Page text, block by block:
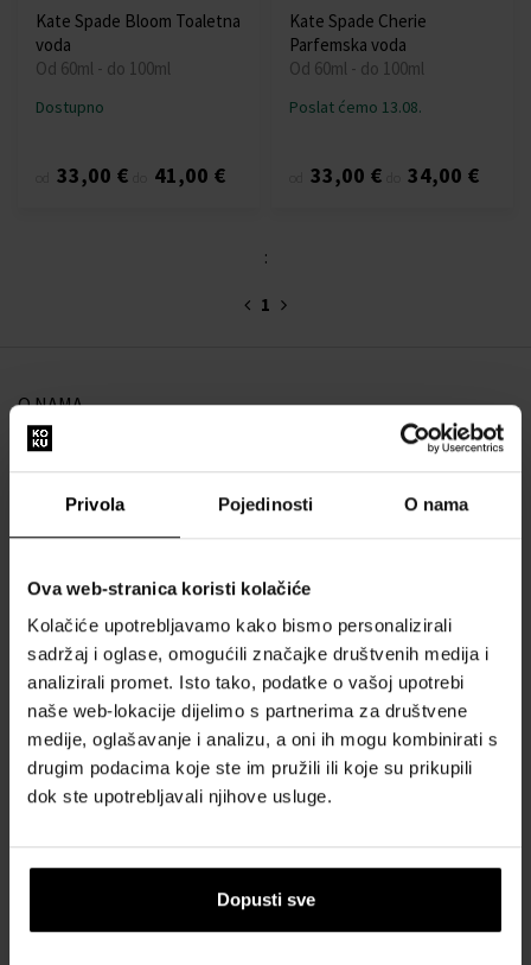
Privola Pojedinosti O nama
Ova web-stranica koristi kolačiće
Kolačiće upotrebljavamo kako bismo personalizirali
sadržaj i oglase, omogućili značajke društvenih medija i
analizirali promet. Isto tako, podatke o vašoj upotrebi
naše web-lokacije dijelimo s partnerima za društvene
medije, oglašavanje i analizu, a oni ih mogu kombinirati s
drugim podacima koje ste im pružili ili koje su prikupili
dok ste upotrebljavali njihove usluge.
Dopusti sve
Kate Spade Bloom Toaletna
voda
Od 60ml - do 100ml
Dostupno
33,00 € 41,00 €
Kate Spade Cherie
Parfemska voda
Od 60ml - do 100ml
Poslat ćemo 13.08.
33,00 € 34,00 €
:
1
O NAMA
O nama
SVE O KUPNJI
Sustav vjernosti
Opći uvjeti poslovanja
Zaštita privatnosti
OBRAZAC ZA REKLAMACIJU
Način dostave
Vodootpornost satova